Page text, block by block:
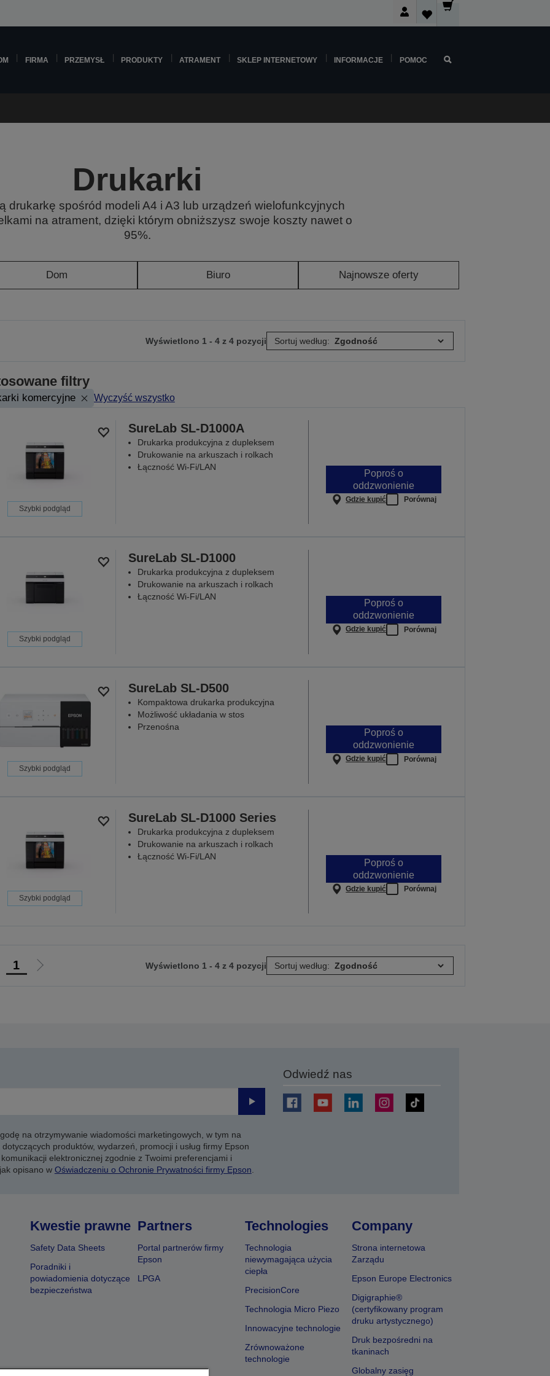
FIRMA PRZEMYSŁ PRODUKTY ATRAMENT SKLEP INTERNETOWY INFORMACJE POMOC
Drukarki
drukarkę spośród modeli A4 i A3 lub urządzeń wielofunkcyjnych
na atrament, dzięki którym obniższysz swoje koszty nawet o
95%.
Dom Biuro Najnowsze oferty
Wyświetlono 1 - 4 z 4 pozycji Sortuj według:
filtry
komercyjne Wyczyść wszystko
Szybki podgląd
SureLab SL-D1000A
Drukarka produkcyjna z dupleksem
Drukowanie na arkuszach i rolkach
Łączność Wi-Fi/LAN
Poproś o
oddzwonienie
Gdzie kupić Porównaj
Szybki podgląd
SureLab SL-D1000
Drukarka produkcyjna z dupleksem
Drukowanie na arkuszach i rolkach
Łączność Wi-Fi/LAN
Poproś o
oddzwonienie
Gdzie kupić Porównaj
Szybki podgląd
SureLab SL-D500
Kompaktowa drukarka produkcyjna
Możliwość układania w stos
Przenośna
Poproś o
oddzwonienie
Gdzie kupić Porównaj
Szybki podgląd
SureLab SL-D1000 Series
Drukarka produkcyjna z dupleksem
Drukowanie na arkuszach i rolkach
Łączność Wi-Fi/LAN
Poproś o
oddzwonienie
Gdzie kupić Porównaj
1
Przejdź
Wyświetlono 1 - 4 z 4 pozycji Sortuj według:
Prześlij
na otrzymywanie wiadomości marketingowych, w tym na
produktów, wydarzeń, promocji i usług firmy Epson
elektronicznej zgodnie z Twoimi preferencjami i
opisano w Oświadczeniu o Ochronie Prywatności firmy Epson
Odwiedź nas
Kwestie prawne
Safety Data Sheets
Poradniki i
powiadomienia dotyczące
bezpieczeństwa
Partners
Portal partnerów firmy
Epson
LPGA
Technologies
Technologia
niewymagająca użycia
ciepła
PrecisionCore
Technologia Micro Piezo
Innowacyjne technologie
Zrównoważone
technologie
Company
Strona internetowa
Zarządu
Epson Europe Electronics
Digigraphie®
(certyfikowany program
druku artystycznego)
Druk bezpośredni na
tkaninach
Globalny zasięg